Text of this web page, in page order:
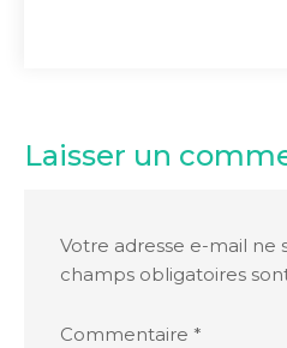
Laisser un
Votre adresse e-mail ne
champs obligatoires
Commentaire *